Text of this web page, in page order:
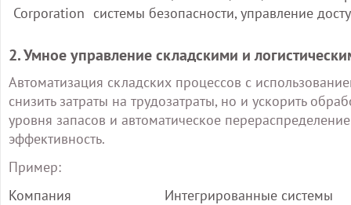
Corporation системы безопасности, управление
2. Умное управление складскими и
Автоматизация складских процессов с
снизить затраты на трудозатраты, но и ускорить
уровня запасов и автоматическое
эффективность.
Пример:
Компания
Интегрированные системы